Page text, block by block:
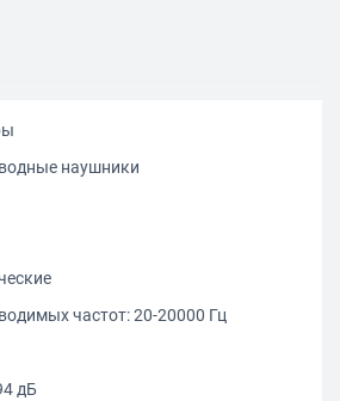
наушники
частот: 20-20000 Гц
дБ